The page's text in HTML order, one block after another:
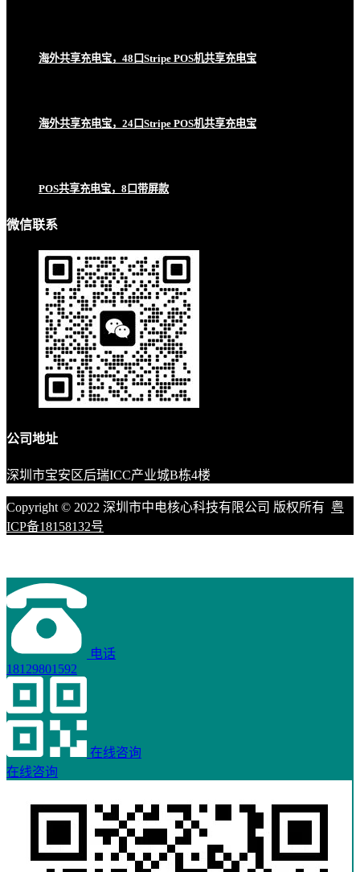
海外共享充电宝，48口Stripe POS机共享充电宝
海外共享充电宝，24口Stripe POS机共享充电宝
POS共享充电宝，8口带屏款
微信联系
公司地址
深圳市宝安区后瑞ICC产业城B栋4楼
Copyright © 2022 深圳市中电核心科技有限公司 版权所有 粤
ICP备18158132号
电话
18129801592
在线咨询
在线咨询